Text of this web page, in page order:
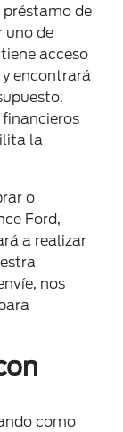
de
uno de
acceso
encontrará
la
o
Ford,
a realizar
nos
como